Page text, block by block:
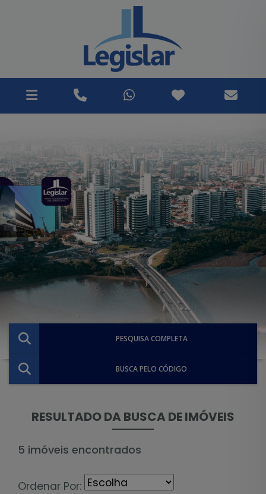
PESQUISA COMPLETA
BUSCA PELO CÓDIGO
RESULTADO DA BUSCA DE IMÓVEIS
5 imóveis encontrados
Ordenar Por: